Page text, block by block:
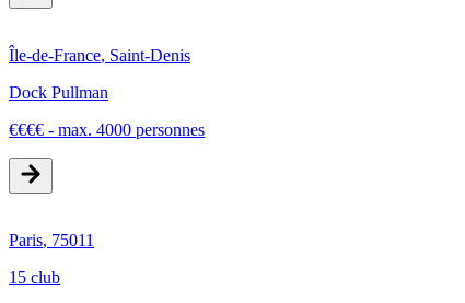
Île-de-France, Saint-Denis
Dock Pullman
€€€€ - max. 4000 personnes
Paris, 75011
15 club